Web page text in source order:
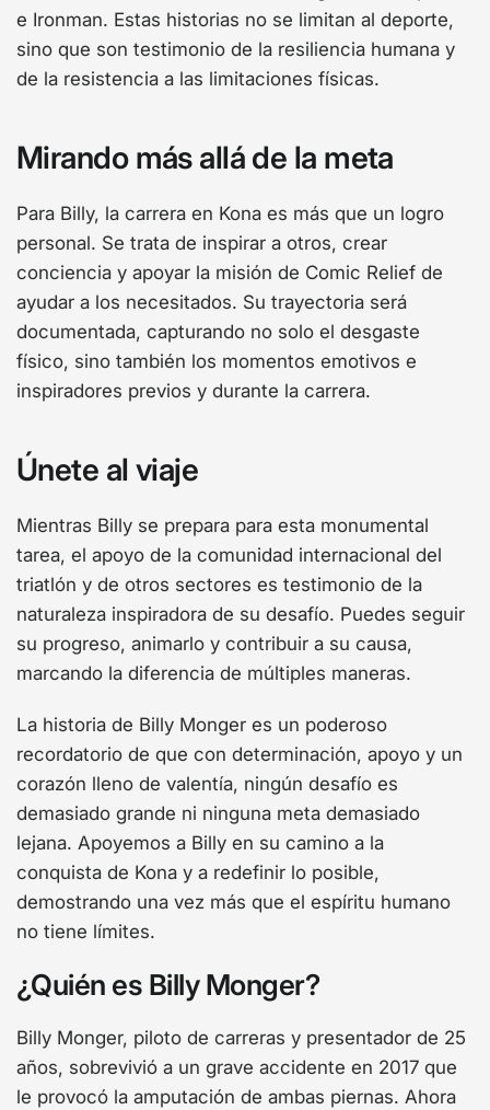
e Ironman. Estas historias no se limitan al deporte,
sino que son testimonio de la resiliencia humana y
de la resistencia a las limitaciones físicas.
Mirando más allá de la meta
Para Billy, la carrera en Kona es más que un logro
personal. Se trata de inspirar a otros, crear
conciencia y apoyar la misión de Comic Relief de
ayudar a los necesitados. Su trayectoria será
documentada, capturando no solo el desgaste
físico, sino también los momentos emotivos e
inspiradores previos y durante la carrera.
Únete al viaje
Mientras Billy se prepara para esta monumental
tarea, el apoyo de la comunidad internacional del
triatlón y de otros sectores es testimonio de la
naturaleza inspiradora de su desafío. Puedes seguir
su progreso, animarlo y contribuir a su causa,
marcando la diferencia de múltiples maneras.
La historia de Billy Monger es un poderoso
recordatorio de que con determinación, apoyo y un
corazón lleno de valentía, ningún desafío es
demasiado grande ni ninguna meta demasiado
lejana. Apoyemos a Billy en su camino a la
conquista de Kona y a redefinir lo posible,
demostrando una vez más que el espíritu humano
no tiene límites.
¿Quién es Billy Monger?
Billy Monger, piloto de carreras y presentador de 25
años, sobrevivió a un grave accidente en 2017 que
le provocó la amputación de ambas piernas. Ahora